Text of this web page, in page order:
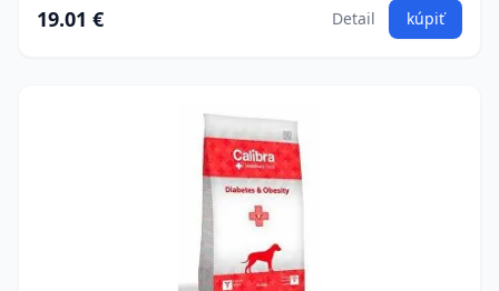
19.01 € Detail kúpiť